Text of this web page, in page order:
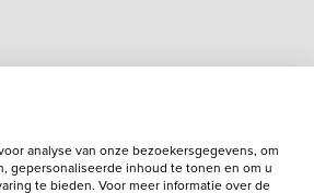
analyse van onze bezoekersgegevens, om
gepersonaliseerde inhoud te tonen en om u
te bieden. Voor meer informatie over de